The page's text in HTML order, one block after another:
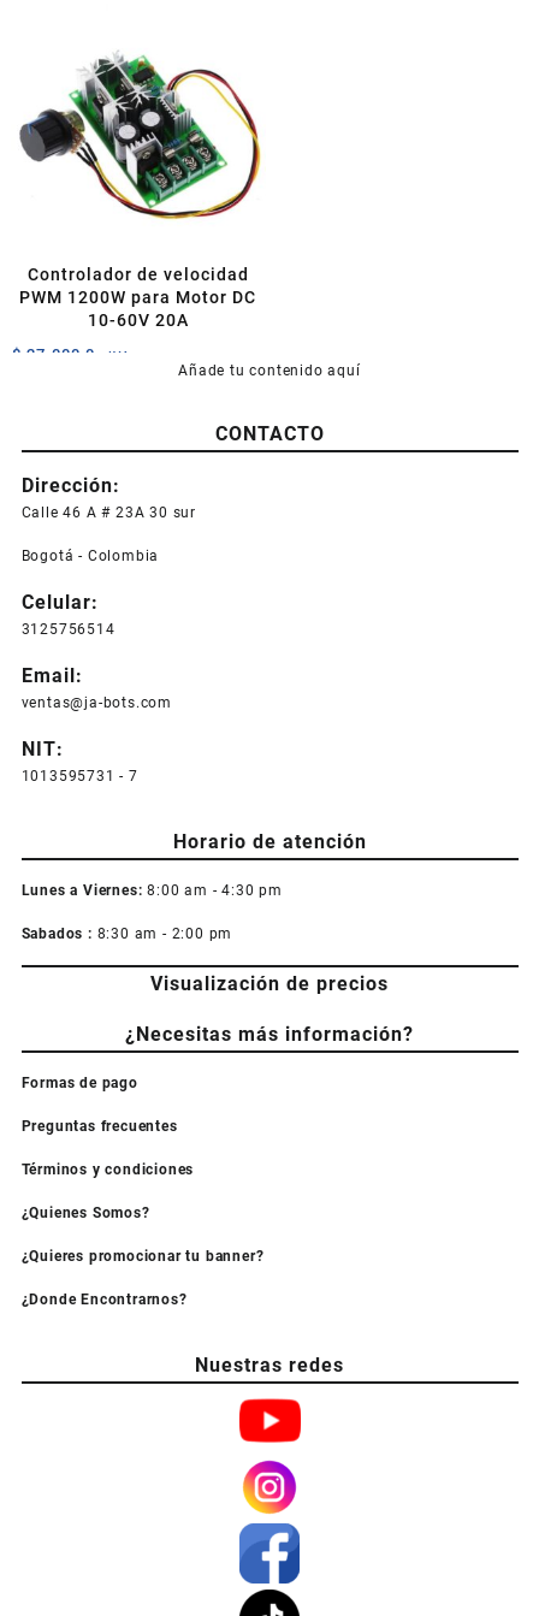
Controlador de velocidad
PWM 1200W para Motor DC
10-60V 20A
$ 27.000,0 +IVA
Añade tu contenido aquí
CONTACTO
Dirección:
Calle 46 A # 23A 30 sur
Bogotá - Colombia
Celular:
3125756514
Email:
ventas@ja-bots.com
NIT:
1013595731 - 7
Horario de atención
Lunes a Viernes: 8:00 am - 4:30 pm
Sabados : 8:30 am - 2:00 pm
Visualización de precios
¿Necesitas más información?
Formas de pago
Preguntas frecuentes
Términos y condiciones
¿Quienes Somos?
¿Quieres promocionar tu banner?
¿Donde Encontrarnos?
Nuestras redes